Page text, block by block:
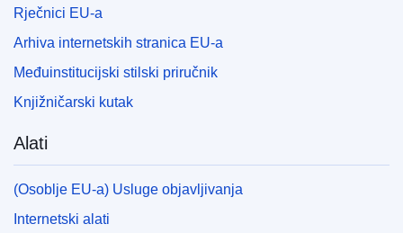
Rječnici EU-a
Arhiva internetskih stranica EU-a
Međuinstitucijski stilski priručnik
Knjižničarski kutak
Alati
(Osoblje EU-a) Usluge objavljivanja
Internetski alati